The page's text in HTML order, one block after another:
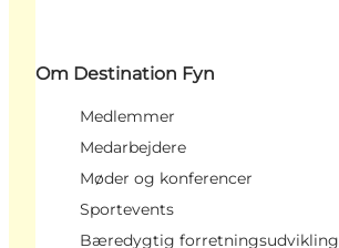
Om Destination Fyn
Medlemmer
Medarbejdere
Møder og konferencer
Sportevents
Bæredygtig forretningsudvikling